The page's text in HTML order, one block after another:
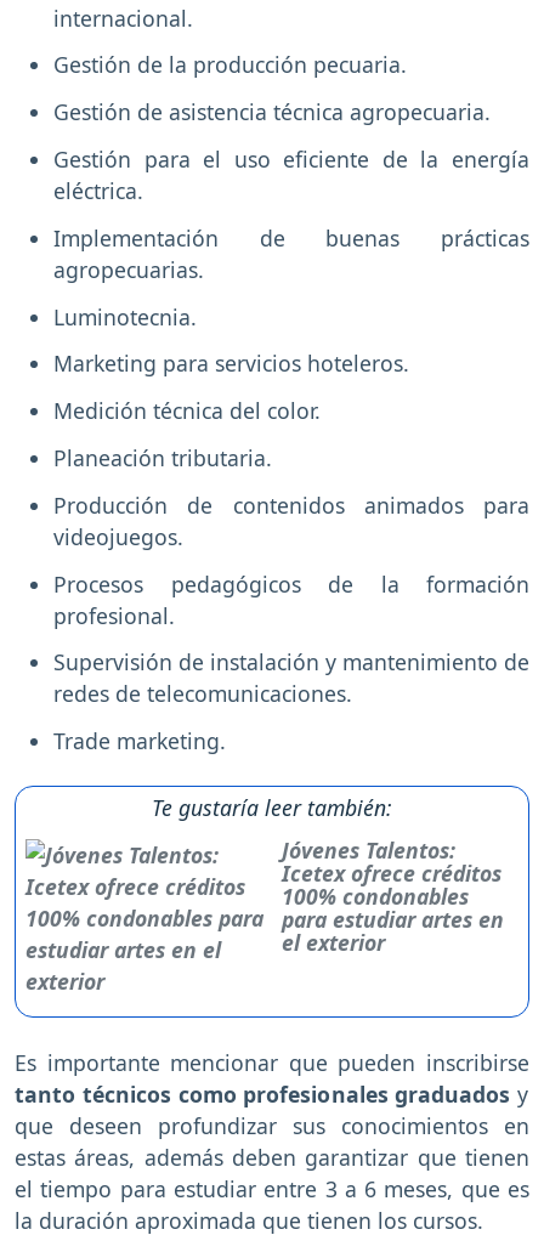
internacional.
Gestión de la producción pecuaria.
Gestión de asistencia técnica agropecuaria.
Gestión para el uso eficiente de la energía
eléctrica.
Implementación de buenas prácticas
agropecuarias.
Luminotecnia.
Marketing para servicios hoteleros.
Medición técnica del color.
Planeación tributaria.
Producción de contenidos animados para
videojuegos.
Procesos pedagógicos de la formación
profesional.
Supervisión de instalación y mantenimiento de
redes de telecomunicaciones.
Trade marketing.
Te gustaría leer también:
Jóvenes Talentos:
Icetex ofrece créditos
100% condonables
para estudiar artes en
el exterior
Es importante mencionar que pueden inscribirse
tanto técnicos como profesionales graduados y
que deseen profundizar sus conocimientos en
estas áreas, además deben garantizar que tienen
el tiempo para estudiar entre 3 a 6 meses, que es
la duración aproximada que tienen los cursos.